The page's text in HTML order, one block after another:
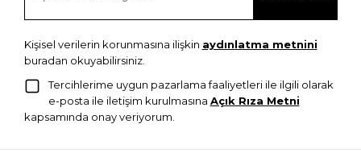
Kişisel verilerin korunmasına ilişkin aydınlatma metnini
buradan okuyabilirsiniz.
Tercihlerime uygun pazarlama faaliyetleri ile ilgili olarak
e-posta ile iletişim kurulmasına Açık Rıza Metni
kapsamında onay veriyorum.